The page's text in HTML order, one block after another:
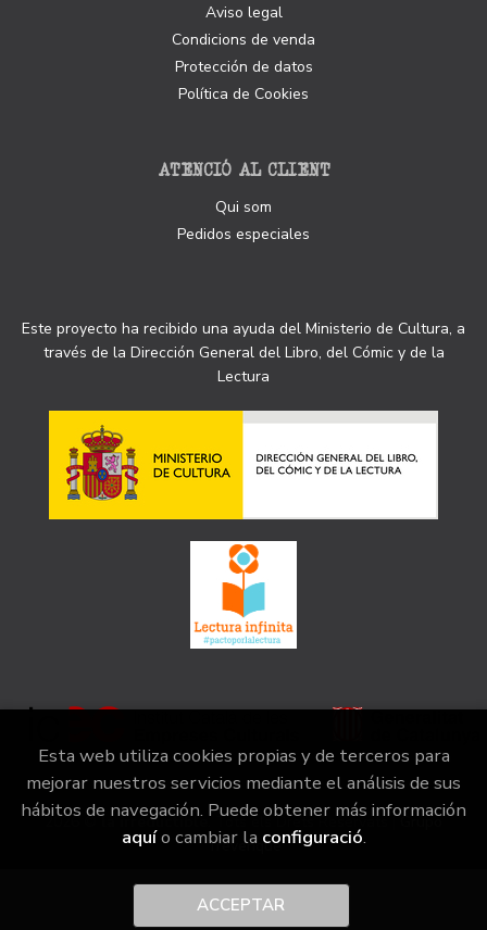
Aviso legal
Condicions de venda
Protección de datos
Política de Cookies
ATENCIÓ AL CLIENT
Qui som
Pedidos especiales
Este proyecto ha recibido una ayuda del Ministerio de Cultura, a
través de la Dirección General del Libro, del Cómic y de la
Lectura
2026 ©la irreductible . Tots els Drets Reservats |Grupo
Trevenque
Esta web utiliza cookies propias y de terceros para
mejorar nuestros servicios mediante el análisis de sus
hábitos de navegación. Puede obtener más información
aquío cambiar la configuració.
ACCEPTAR